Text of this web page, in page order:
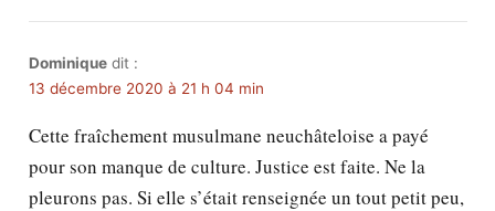
Dominique dit :
13 décembre 2020 à 21 h 04 min
Cette fraîchement musulmane neuchâteloise a payé
pour son manque de culture. Justice est faite. Ne la
pleurons pas. Si elle s’était renseignée un tout petit peu,